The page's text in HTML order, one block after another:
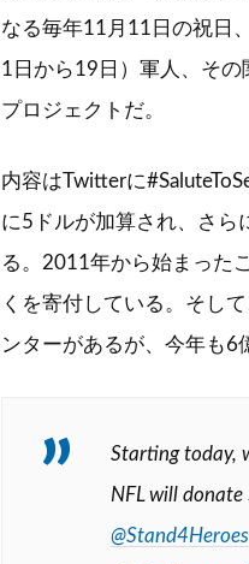
なる毎年11月11日の祝日
1日から19日）軍人、そ
プロジェクトだ。
内容はTwitterに
に5ドルが加算され、さら
る。2011年から始まった
くを寄付している。そして
ンターがあるが、今年も6
Starting today,
NFL will
@Stand4Heroes